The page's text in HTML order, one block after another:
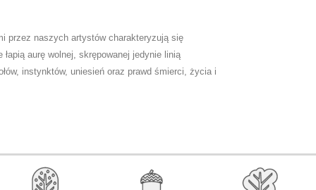
przez naszych artystów charakteryzują się
łapią aurę wolnej, skrępowanej jedynie linią
instynktów, uniesień oraz prawd śmierci, życia i